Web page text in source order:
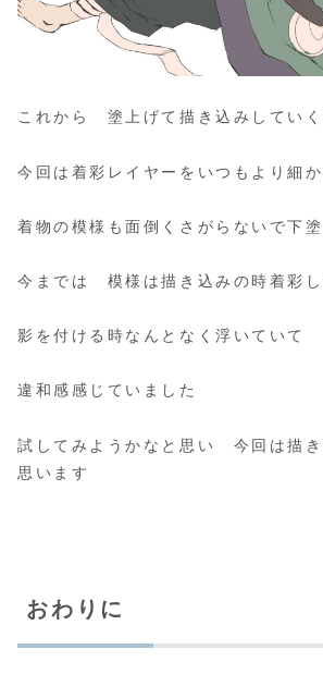
これから 塗上げて描き込みしていく
今回は着彩レイヤーをいつもより細
着物の模様も面倒くさがらないで下
今までは 模様は描き込みの時着彩
影を付ける時なんとなく浮いていて
違和感感じていました
試してみようかなと思い 今回は描き
思います
おわりに